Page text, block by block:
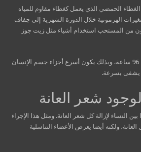
الحمضي الذي يعمل كغطاء مقاوم للمياه
الهرمونية خلال الدورة الشهرية إلى جفاف
من المستحب استخدام أشياء مثل زيت جوز
ويتم تجديد خلايا المهبل كل 96 ساعة، وبذلك يكون أسرع أجزاء جسم الإنسان
يشفى بسرعة.
شعر العانة
النساء لإزالة كل شعر العانة. ومثل هذا الإجراء
ولكنه أيضا يعرض الأعضاء التناسلية